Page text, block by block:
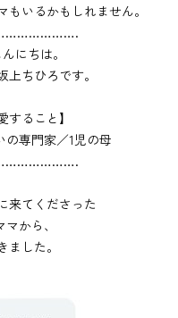
いるかもしれません。
にちは。
ちひろです。
ること】
の専門家／1児の母
来てくださった
から、
ました。